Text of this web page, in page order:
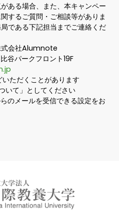
ある場合、また、本キャンペー
するご質問・ご相談等がありま
である下記担当までご連絡くだ
式会社Alumnote
谷パークフロント19F
ただくことがあります
いて」としてください
メールを受信できる設定をお